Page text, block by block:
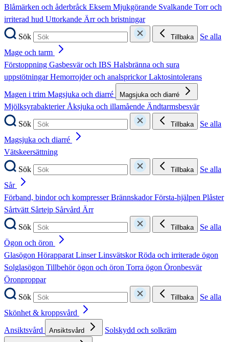
Blåmärken och åderbråck Eksem Mjukgörande Svalkande Torr och
irriterad hud Uttorkande Ärr och bristningar
Sök
Tillbaka
Se alla
Mage och tarm
Förstoppning Gasbesvär och IBS Halsbränna och sura
uppstötningarHemorrojder och analsprickorLaktosintolerans
Magen i trim Magsjuka och diarré Magsjuka och diarré
MjölksyrabakterierÅksjuka och illamående Ändtarmsbesvär
Sök
Tillbaka
Se alla
Magsjuka och diarré
Vätskeersättning
Sök
Tillbaka
Se alla
Sår
Förband, bindor och kompresserBrännskadorFörsta-hjälpen Plåster
Sårtvätt Sårtejp Sårvård Ärr
Sök
Tillbaka
Se alla
Ögon och öron
Glasögon HörapparatLinserLinsvätskorRöda och irriterade ögon
Solglasögon Tillbehör ögon och öron Torra ögon Öronbesvär
Öronproppar
Sök
Tillbaka
Se alla
Skönhet & kroppsvård
Ansiktsvård
Ansiktsvård Solskydd och solkräm